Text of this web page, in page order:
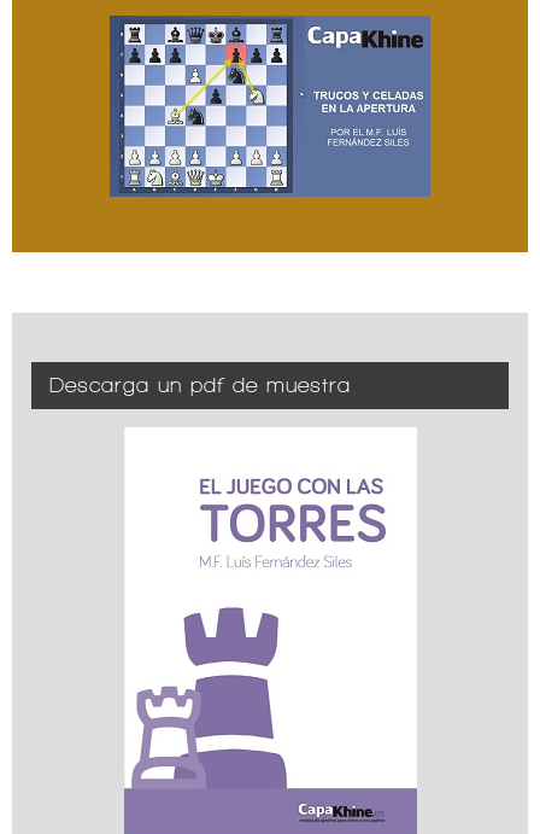
Descarga un pdf de muestra